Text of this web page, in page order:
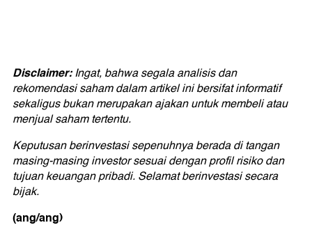
Disclaimer:Ingat, bahwa segala analisis dan
rekomendasi saham dalam artikel ini bersifat informatif
sekaligus bukan merupakan ajakan untuk membeli atau
menjual saham tertentu.
Keputusan berinvestasi sepenuhnya berada di tangan
masing-masing investor sesuai dengan profil risiko dan
tujuan keuangan pribadi. Selamat berinvestasi secara
bijak.
(ang/ang)